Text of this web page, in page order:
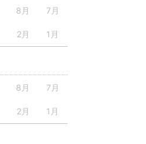
8月 7月
2月 1月
8月 7月
2月 1月